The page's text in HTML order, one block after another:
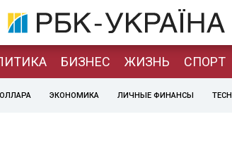
БИЗНЕС ЖИЗНЬ СПОРТ
ЭКОНОМИКА ЛИЧНЫЕ ФИНАНСЫ TECH